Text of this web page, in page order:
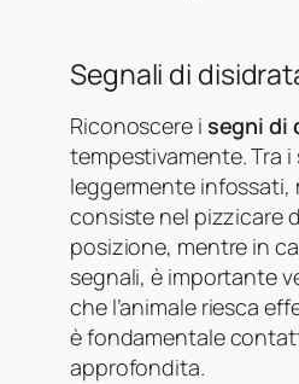
Segnali di
Riconoscere i segni di
tempestivamente. Tra
leggermente infossati,
consiste nel pizzicare
posizione, mentre in
segnali, è importante
che l’animale riesca
è fondamentale
approfondita.